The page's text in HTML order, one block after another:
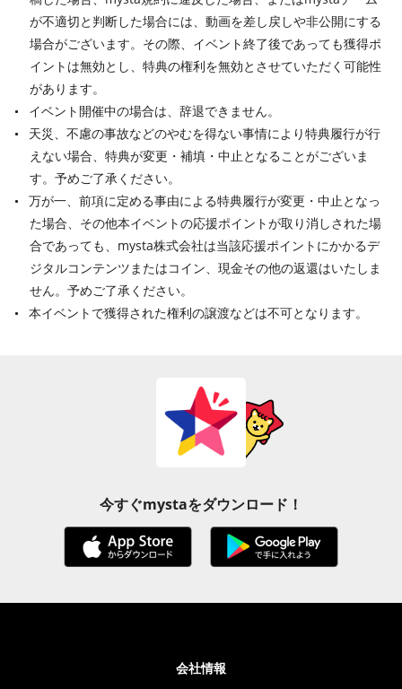
が不適切と判断した場合には、動画を差し戻しや非公開にする
場合がございます。その際、イベント終了後であっても獲得ポ
イントは無効とし、特典の権利を無効とさせていただく可能性
があります。
イベント開催中の場合は、辞退できません。
天災、不慮の事故などのやむを得ない事情により特典履行が行
えない場合、特典が変更・補填・中止となることがございま
す。予めご了承ください。
万が一、前項に定める事由による特典履行が変更・中止となっ
た場合、その他本イベントの応援ポイントが取り消しされた場
合であっても、mysta株式会社は当該応援ポイントにかかるデ
ジタルコンテンツまたはコイン、現金その他の返還はいたしま
せん。予めご了承ください。
本イベントで獲得された権利の譲渡などは不可となります。
今すぐmystaをダウンロード！
会社情報